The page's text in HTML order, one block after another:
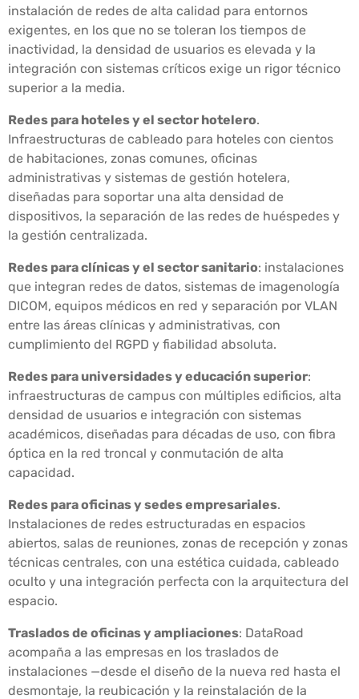
instalación de redes de alta calidad para entornos
exigentes, en los que no se toleran los tiempos de
inactividad, la densidad de usuarios es elevada y la
integración con sistemas críticos exige un rigor técnico
superior a la media.
Redes para hoteles y el sector hotelero.
Infraestructuras de cableado para hoteles con cientos
de habitaciones, zonas comunes, oficinas
administrativas y sistemas de gestión hotelera,
diseñadas para soportar una alta densidad de
dispositivos, la separación de las redes de huéspedes y
la gestión centralizada.
Redes para clínicas y el sector sanitario: instalaciones
que integran redes de datos, sistemas de imagenología
DICOM, equipos médicos en red y separación por VLAN
entre las áreas clínicas y administrativas, con
cumplimiento del RGPD y fiabilidad absoluta.
Redes para universidades y educación superior:
infraestructuras de campus con múltiples edificios, alta
densidad de usuarios e integración con sistemas
académicos, diseñadas para décadas de uso, con fibra
óptica en la red troncal y conmutación de alta
capacidad.
Redes para oficinas y sedes empresariales.
Instalaciones de redes estructuradas en espacios
abiertos, salas de reuniones, zonas de recepción y zonas
técnicas centrales, con una estética cuidada, cableado
oculto y una integración perfecta con la arquitectura del
espacio.
Traslados de oficinas y ampliaciones: DataRoad
acompaña a las empresas en los traslados de
instalaciones —desde el diseño de la nueva red hasta el
desmontaje, la reubicación y la reinstalación de la